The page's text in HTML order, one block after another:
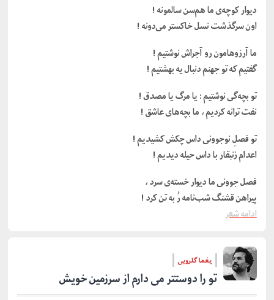
دیوار کوچه‌ی‌ ما هم‌سن‌ سالمونه‌ !
اون‌ سرگذشت‌ نسل‌ خاکستر می‌دونه‌ !
ما آرزوهامون‌ رو آجراش‌ نوشتیم‌ !
گفتیم‌ که‌ تو جهنم‌ دنبال‌ یه‌ بهشتیم‌ !
تو بچه‌گی‌ نوشتیم‌ : یا مرگ‌ یا مصدق‌ !
نفت‌ ترانه‌ کردیم‌ ، ما بچه‌های‌ عاشق‌ !
تو فصل‌ِ نوجوونی‌ داس‌ چکش‌ کشیدیم‌ !
اعدام زنبقار با داس‌ حیله‌ دیدیم‌ !
فصل‌ جوونی‌ ما دیوار خسته‌ی‌ سرد ،
پیراهن‌ قشنگ‌ شب‌نامه‌ رُ به‌ تن‌ کرد !
ادامه شعر
یغما گلرویی
تو را دوستتر می دارم از سرزمین خویش